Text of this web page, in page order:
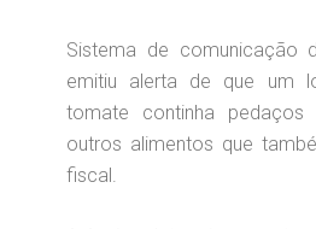
Sistema de comunicação
emitiu alerta de que um
tomate continha pedaços
outros alimentos que
fiscal.